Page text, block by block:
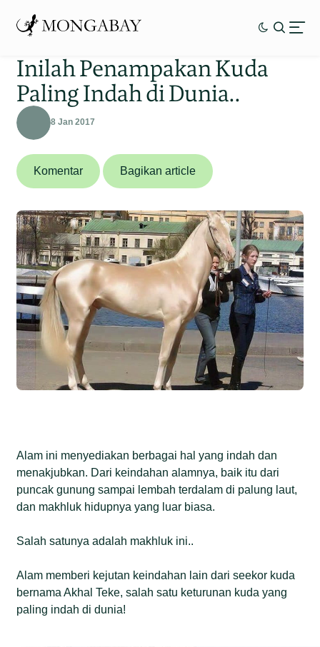
Inilah Penampakan Kuda
Paling Indah di Dunia..
8 Jan 2017
Komentar Bagikan article
Alam ini menyediakan berbagai hal yang indah dan
menakjubkan. Dari keindahan alamnya, baik itu dari
puncak gunung sampai lembah terdalam di palung laut,
dan makhluk hidupnya yang luar biasa.
Salah satunya adalah makhluk ini..
Alam memberi kejutan keindahan lain dari seekor kuda
bernama Akhal Teke, salah satu keturunan kuda yang
paling indah di dunia!